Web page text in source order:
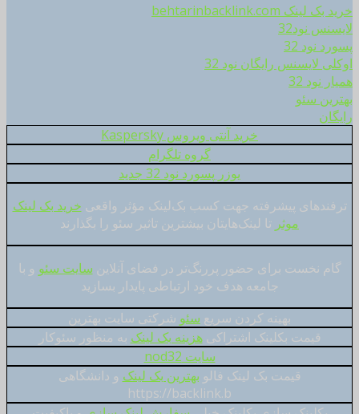
خرید بک لینک behtarinbacklink.com
لایسنس نود32
پسورد نود 32
اوکلی لایسنس رایگان نود 32
همیار نود 32
بهترین سئو
رایگان
خرید آنتی ویروس Kaspersky
گروه تلگرام
یوزر پسورد نود 32 جدید
ترفندهای پیشرفته جهت کسب بک‌لینک مؤثر واقعی خرید بک لینک
موثر تا لینک‌هایتان بیشترین تاثیر سئو را بگذارند
گام نخست برای حضور پررنگ‌تر در فضای آنلاین سایت سئو و با
جامعه هدف خود ارتباطی پایدار بسازید
بهینه کردن سریع سئو شرکتی سایت بهترین
قیمت بکلینک اشتراکیهزینه بک لینک به منظور سئوکار
سایت nod32
قیمت بک لینک فالو بهترین بک لینک و دانشگاهی
https://backlink.b